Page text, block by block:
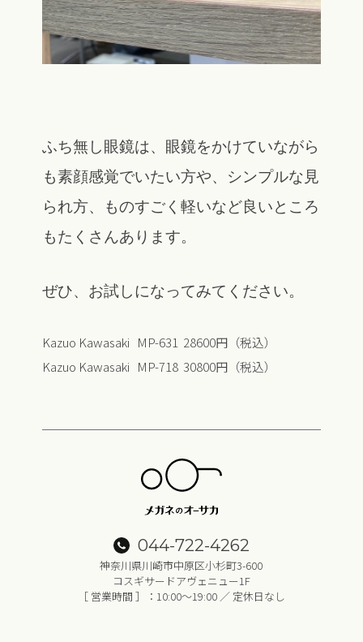
ふち無し眼鏡は、眼鏡をかけていながら
も素顔感覚でいたい方や、シンプルな見
られ方、ものすごく軽いなど良いところ
もたくさんあります。
ぜひ、お試しになってみてください。
Kazuo Kawasaki MP-631 28600円（税込）
Kazuo Kawasaki MP-718 30800円（税込）
044-722-4262
神奈川県川崎市中原区小杉町3-600
コスギサードアヴェニュー1F
［ 営業時間 ］：10:00～19:00 ／ 定休日なし